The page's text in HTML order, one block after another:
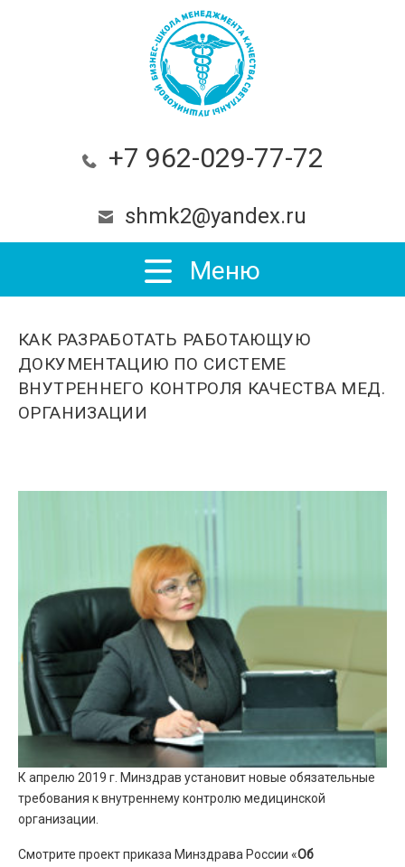
+7 962-029-77-72
shmk2@yandex.ru
Меню
КАК РАЗРАБОТАТЬ РАБОТАЮЩУЮ
ДОКУМЕНТАЦИЮ ПО СИСТЕМЕ
ВНУТРЕННЕГО КОНТРОЛЯ КАЧЕСТВА МЕД.
ОРГАНИЗАЦИИ
К апрелю 2019 г. Минздрав установит новые обязательные
требования к внутреннему контролю медицинской
организации.
Смотрите проект приказа Минздрава России «Об